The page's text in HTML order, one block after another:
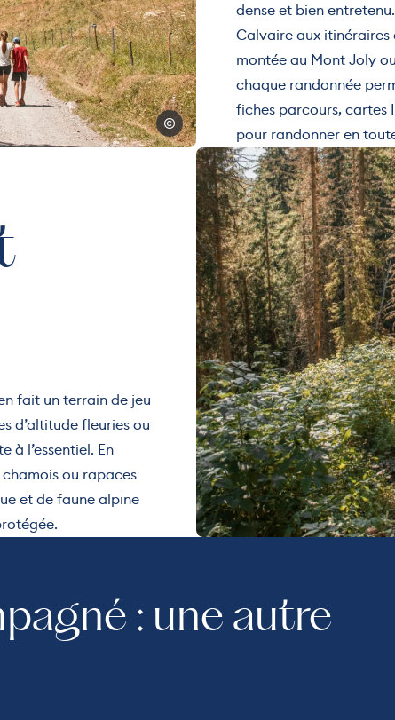
MARIE BOUGAULT
dense et bien
Calvaire aux itinéraires
montée au Mont Joly
chaque randonnée
fiches parcours, cartes
pour randonner en
fait un terrain de jeu
d’altitude fleuries ou
à l’essentiel. En
ou rapaces
et de faune alpine
: une autre